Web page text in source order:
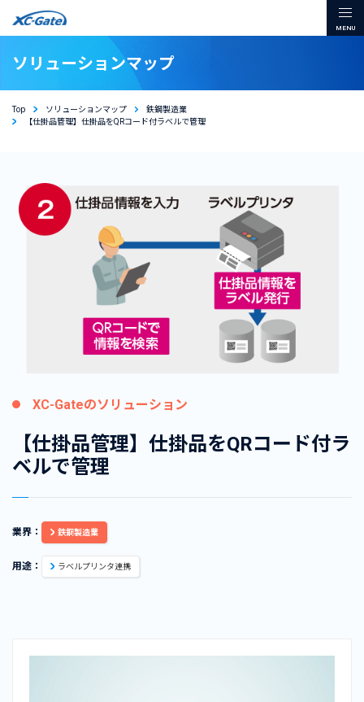
メ
ソリューションマップ
Top ソリューションマップ
鉄鋼製造業
【仕掛品管理】仕掛品をQRコード付ラベルで管理
XC-Gateのソリューション
【仕掛品管理】仕掛品をQRコード付ラ
ベルで管理
業界： 鉄鋼製造業
用途： ラベルプリンタ連携